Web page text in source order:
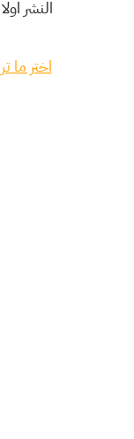
النشر
اختر ما